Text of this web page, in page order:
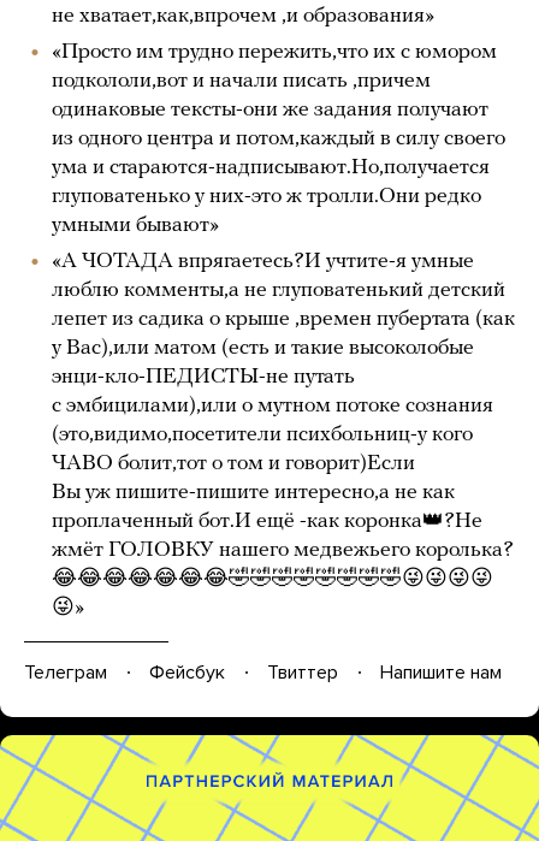
не хватает,как,впрочем ,и образования»
«Просто им трудно пережить,что их с юмором
подкололи,вот и начали писать ,причем
одинаковые тексты-они же задания получают
из одного центра и потом,каждый в силу своего
ума и стараются-надписывают.Но,получается
глуповатенько у них-это ж тролли.Они редко
умными бывают»
«А ЧОТАДА впрягаетесь?И учтите-я умные
люблю комменты,а не глуповатенький детский
лепет из садика о крыше ,времен пубертата (как
у Вас),или матом (есть и такие высоколобые
энци-кло-ПЕДИСТЫ-не путать
с эмбицилами),или о мутном потоке сознания
(это,видимо,посетители психбольниц-у кого
ЧАВО болит,тот о том и говорит)Если
Вы уж пишите-пишите интересно,а не как
проплаченный бот.И ещё -как коронка👑?Не
жмёт ГОЛОВКУ нашего медвежьего королька?
😂😂😂😂😂😂😂🤣🤣🤣🤣🤣🤣🤣🤣😜😜😜😜
😜»
Телеграм Фейсбук Твиттер Напишите нам